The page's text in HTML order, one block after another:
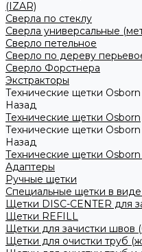
(IZAR)
Сверла по стеклу
Сверла универсальные
Сверло петельное
Сверло по дереву
Сверло Форстнера
Экстракторы
Технические щетки Osborn
Назад
Технические щетки Osborn
Технические щетки
Назад
Технические щетки
Адаптеры
Ручные щетки
Специальные щетки в виде
Щетки DISC-CENTER для
Щетки REFILL
Щетки для зачистки швов
Щетки для очистки труб